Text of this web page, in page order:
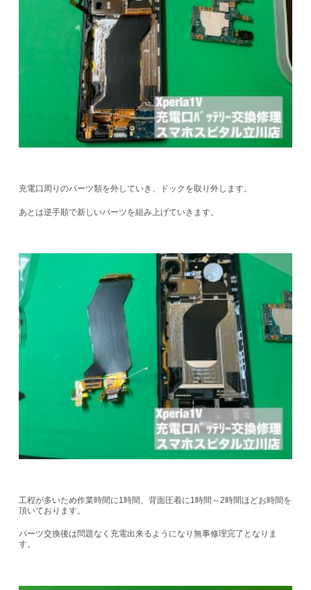
充電口周りのパーツ類を外していき、ドックを取り外します。
あとは逆手順で新しいパーツを組み上げていきます。
工程が多いため作業時間に1時間、背面圧着に1時間～2時間ほどお時間を
頂いております。
パーツ交換後は問題なく充電出来るようになり無事修理完了となりま
す。